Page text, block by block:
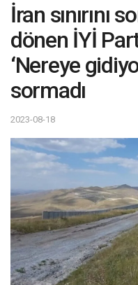
İran sınırını
dönen İYİ
‘Nereye
sormadı
2023-08-18